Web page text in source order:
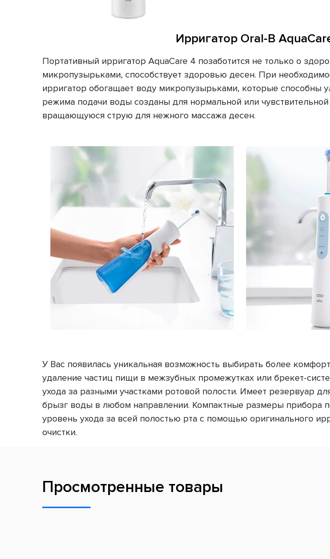
Ирригатор Oral-B
Портативный ирригатор AquaCare 4 позаботится не только о
микропузырьками, способствует здоровью десен. При
ирригатор обогащает воду микропузырьками, которые способны
режима подачи воды созданы для нормальной или
вращающуюся струю для нежного массажа десен.
У Вас появилась уникальная возможность выбирать более
удаление частиц пищи в межзубных промежутках или брекет-
ухода за разными участками ротовой полости. Имеет резервуар
брызг воды в любом направлении. Компактные размеры прибора
уровень ухода за всей полостью рта с помощью оригинального
очистки.
Просмотренные товары